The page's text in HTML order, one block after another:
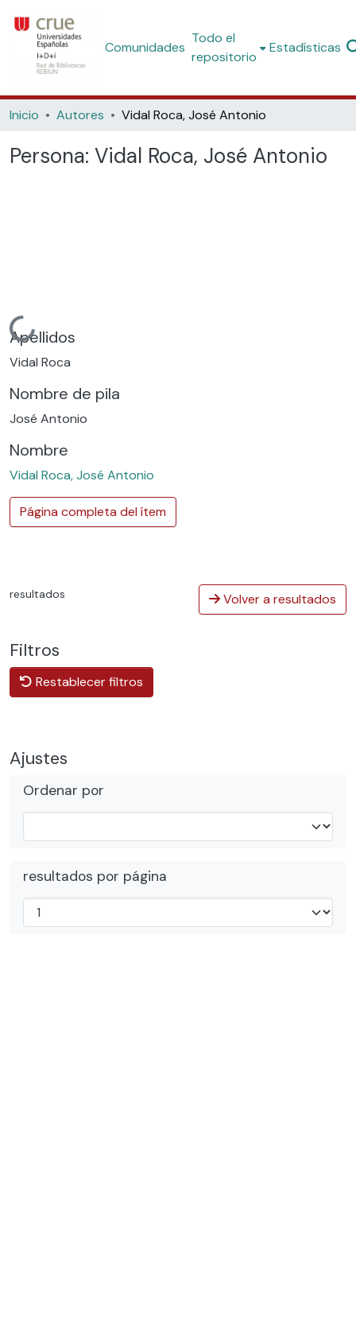
Comunidades
Todo el
repositorio
Estadísticas
Inicio Autores Vidal Roca, José Antonio
Persona: Vidal Roca, José Antonio
Cargando...
Apellidos
Vidal Roca
Nombre de pila
José Antonio
Nombre
Vidal Roca, José Antonio
Página completa del ítem
resultados Volver a resultados
Filtros
Restablecer filtros
Ajustes
Ordenar por
resultados por página